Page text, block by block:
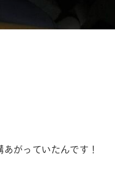
がっていたんです！